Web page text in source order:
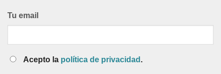
Tu email
Acepto la política de privacidad .